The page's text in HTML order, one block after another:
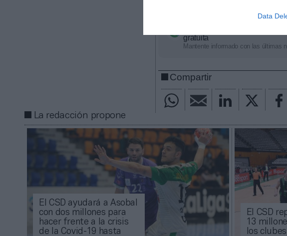
Data
gratuita
Mantente informado con las últimas
Compartir
La redacción propone
El CSD ayudará a Asobal
con dos millones para
hacer frente a la crisis
de la Covid-19 hasta
El CSD
13
los